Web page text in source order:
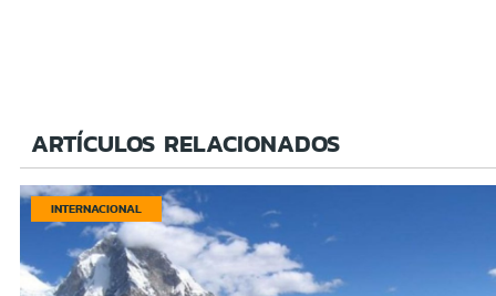
ARTÍCULOS RELACIONADOS
INTERNACIONAL